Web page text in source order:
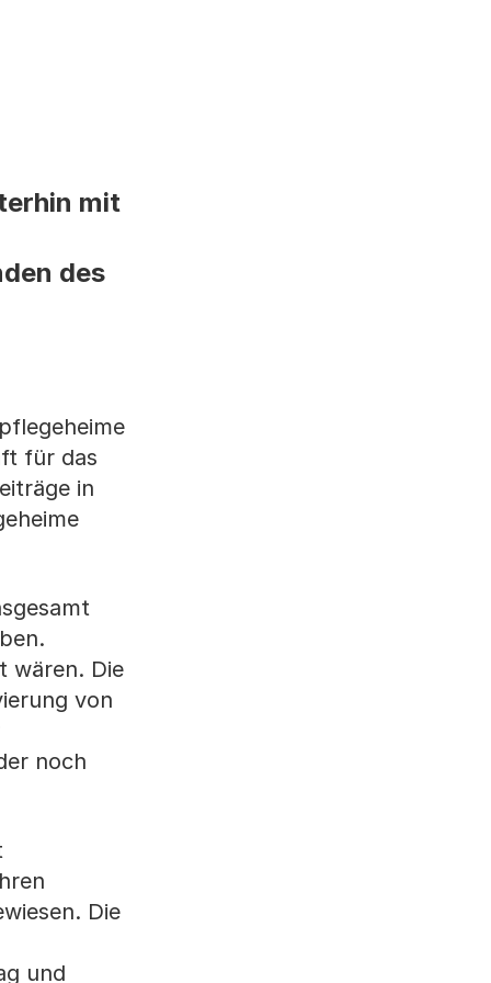
mit
des
für das
in
wären. Die
von
noch
Die
und